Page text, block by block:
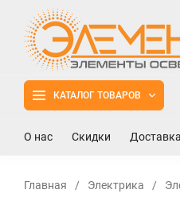
КАТАЛОГ ТОВАРОВ
О нас Скидки
Главная / Электрика /